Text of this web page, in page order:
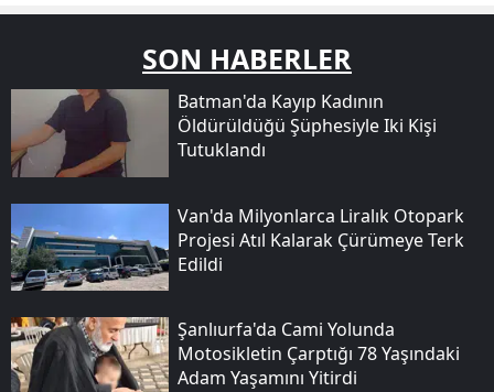
SON HABERLER
Batman'da Kayıp Kadının
Öldürüldüğü Şüphesiyle Iki Kişi
Tutuklandı
Van'da Milyonlarca Liralık Otopark
Projesi Atıl Kalarak Çürümeye Terk
Edildi
Şanlıurfa'da Cami Yolunda
Motosikletin Çarptığı 78 Yaşındaki
Adam Yaşamını Yitirdi